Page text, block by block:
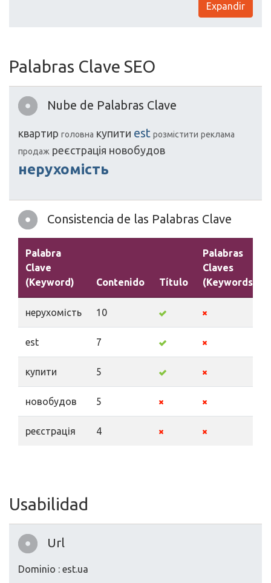
Expandir
Palabras Clave SEO
Nube de Palabras Clave
квартир головна купити est розмістити реклама
продаж реєстрація новобудов
нерухомість
Consistencia de las Palabras Clave
Palabra
Clave
(Keyword)
Contenido Título
Palabras
Claves
(Keywords)
нерухомість 10
est 7
купити 5
новобудов 5
реєстрація 4
Usabilidad
Url
Dominio : est.ua